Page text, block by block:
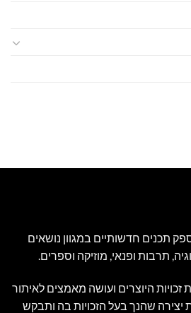
תכנים חדשותיים במגוון נושאים
תרבות ופנאי, מוזיקה וספרים.
היוצרים ועושה מאמצים לאיתור
יצירה שהנך בעל הזכויות בה ותבקש